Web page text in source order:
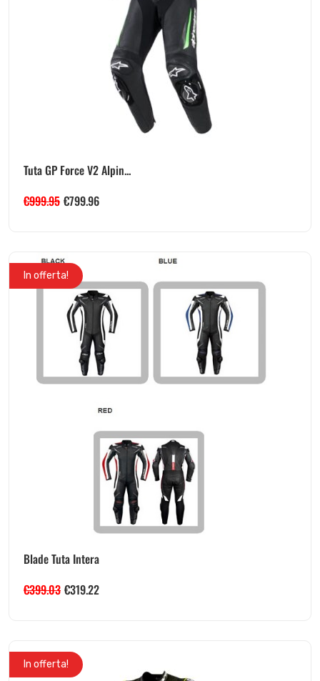
Tuta GP Force V2 Alpin...
€999.95 €799.96
In offerta!
Blade Tuta Intera
€399.03 €319.22
In offerta!